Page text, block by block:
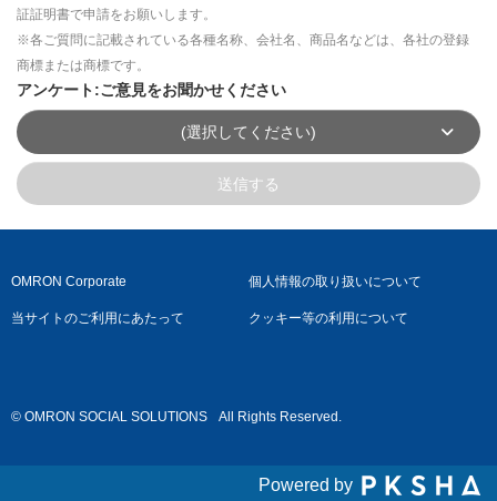
証証明書で申請をお願いします。
※各ご質問に記載されている各種名称、会社名、商品名などは、各社の登録
商標または商標です。
アンケート:ご意見をお聞かせください
(選択してください)
送信する
OMRON Corporate 個人情報の取り扱いについて
当サイトのご利用にあたって クッキー等の利用について
© OMRON SOCIAL SOLUTIONS All Rights Reserved.
Powered by